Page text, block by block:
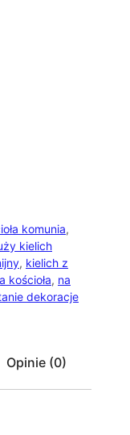
komunia
kielich
, kielich z
kościoła, na
dekoracje
Opinie (0)